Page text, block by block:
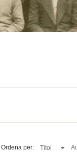
Ordena per:
Títol